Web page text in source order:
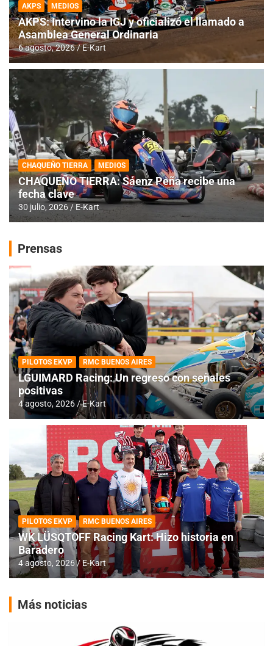
AKPS MEDIOS
AKPS: Intervino la IGJ y oficializó el llamado a
Asamblea General Ordinaria
6 agosto, 2026 E-Kart
CHAQUEÑO TIERRA MEDIOS
CHAQUEÑO TIERRA: Sáenz Peña recibe una
fecha clave
30 julio, 2026 E-Kart
Prensas
PILOTOS EKVP RMC BUENOS AIRES
LGUIMARD Racing: Un regreso con señales
positivas
4 agosto, 2026 E-Kart
PILOTOS EKVP RMC BUENOS AIRES
WK LÜSQTOFF Racing Kart: Hizo historia en
Baradero
4 agosto, 2026 E-Kart
Más noticias